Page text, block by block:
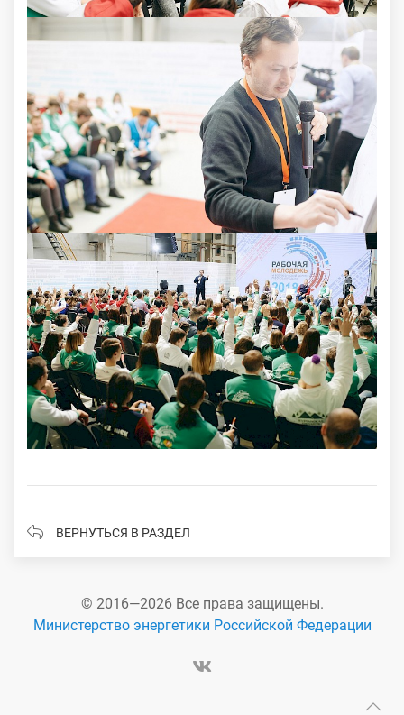
ВЕРНУТЬСЯ В РАЗДЕЛ
© 2016—2026 Все права защищены.
Министерство энергетики Российской Федерации